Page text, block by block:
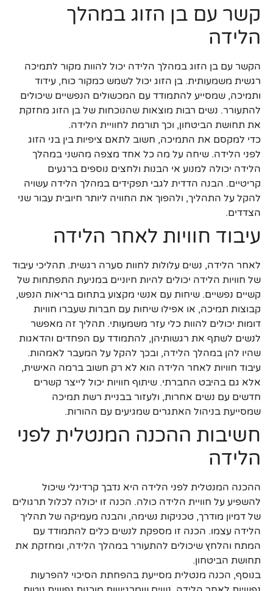
קשר עם בן הזוג במהלך
הלידה
הקשר עם בן הזוג במהלך הלידה יכול להוות מקור לתמיכה
רגשית משמעותית. בן הזוג יכול לשמש כמקור כוח, עידוד
ותמיכה, שמסייע להתמודד עם המכשולים הנפשיים שיכולים
להתעורר. נשים רבות מוצאות שהנוכחות של בן הזוג מחזקת
את תחושת הביטחון, וכך תורמת לחוויית הלידה.
כדי למקסם את התמיכה, חשוב לתאם ציפיות בין בני הזוג
לפני הלידה. שיחה על מה כל אחד מצפה מהשני במהלך
הלידה יכולה למנוע אי הבנות ולחצים נוספים ברגעים
קריטיים. הבנה הדדית לגבי תפקידים במהלך הלידה עשויה
להקל על התהליך, ולהפוך את החוויה ליותר חיובית עבור שני
הצדדים.
עיבוד חוויות לאחר הלידה
לאחר הלידה, נשים עלולות לחוות סערה רגשית. תהליכי עיבוד
של חוויות הלידה יכולים להיות חיוניים במניעת התפתחות של
קשיים נפשיים. שיחות עם אנשי מקצוע בתחום בריאות הנפש,
קבוצות תמיכה, או אפילו שיחות עם חברות שעברו חוויות
דומות יכולים להוות כלי עזר משמעותי. תהליך זה מאפשר
לנשים לשתף את רגשותיהן, להתמודד עם הפחדים והדאגות
שהיו להן במהלך הלידה, ובכך להקל על המעבר לאמהות.
עיבוד חוויות לאחר הלידה הוא לא רק חשוב ברמה האישית,
אלא גם בהיבט החברתי. שיתוף חוויות יכול לייצר קשרים
חדשים עם נשים אחרות, ולעזור בבניית רשת תמיכה
שמסייעת בניהול האתגרים שמגיעים עם ההורות.
חשיבות ההכנה המנטלית לפני
הלידה
ההכנה המנטלית לפני הלידה היא נדבך קרדינלי שיכול
להשפיע על חוויית הלידה כולה. הכנה זו יכולה לכלול תרגולים
של דמיון מודרך, טכניקות נשימה, והבנה מעמיקה של תהליך
הלידה עצמו. הכנה זו מספקת לנשים כלים להתמודד עם
המתח והלחץ שיכולים להתעורר במהלך הלידה, ומחזקת את
תחושת הביטחון.
בנוסף, הכנה מנטלית מסייעת בהפחתת הסיכוי להפרעות